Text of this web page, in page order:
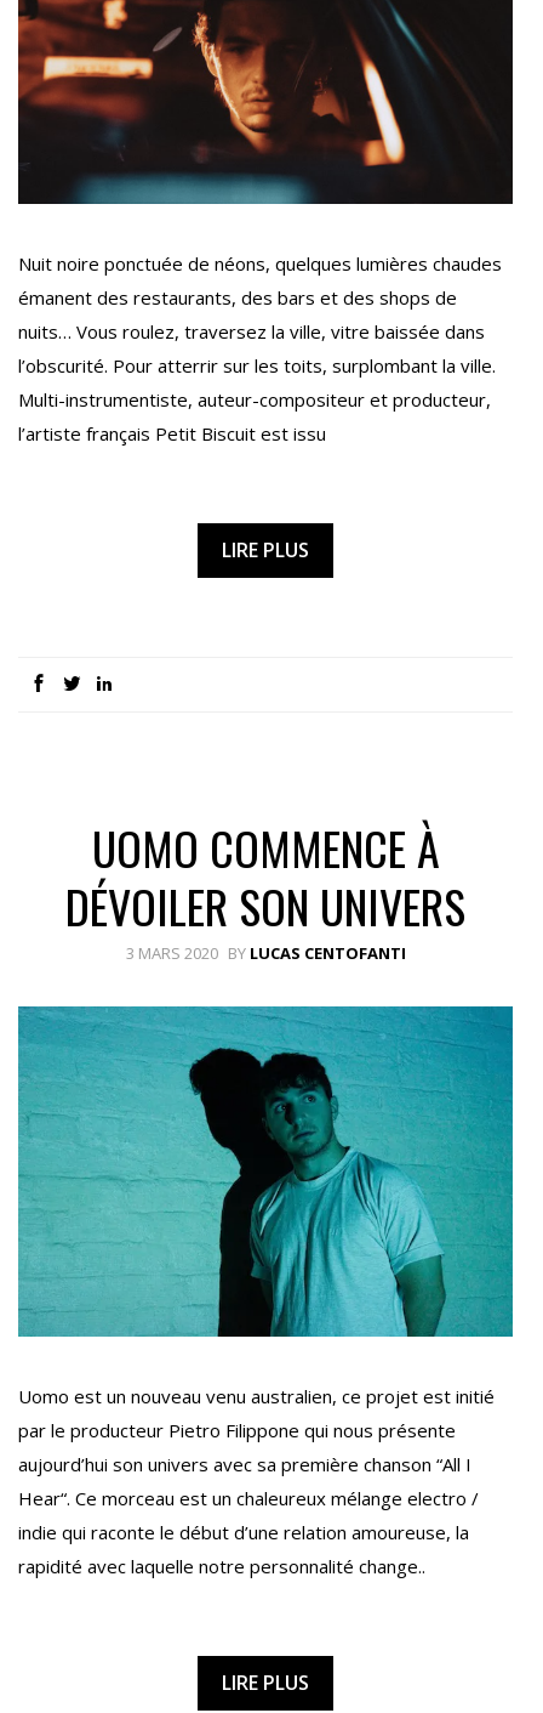
Nuit noire ponctuée de néons, quelques lumières chaudes
émanent des restaurants, des bars et des shops de
nuits… Vous roulez, traversez la ville, vitre baissée dans
l’obscurité. Pour atterrir sur les toits, surplombant la ville.
Multi-instrumentiste, auteur-compositeur et producteur,
l’artiste français Petit Biscuit est issu
LIRE PLUS
UOMO COMMENCE À
DÉVOILER SON UNIVERS
3 MARS 2020 BY LUCAS CENTOFANTI
Uomo est un nouveau venu australien, ce projet est initié
par le producteur Pietro Filippone qui nous présente
aujourd’hui son univers avec sa première chanson “All I
Hear“. Ce morceau est un chaleureux mélange electro /
indie qui raconte le début d’une relation amoureuse, la
rapidité avec laquelle notre personnalité change..
LIRE PLUS